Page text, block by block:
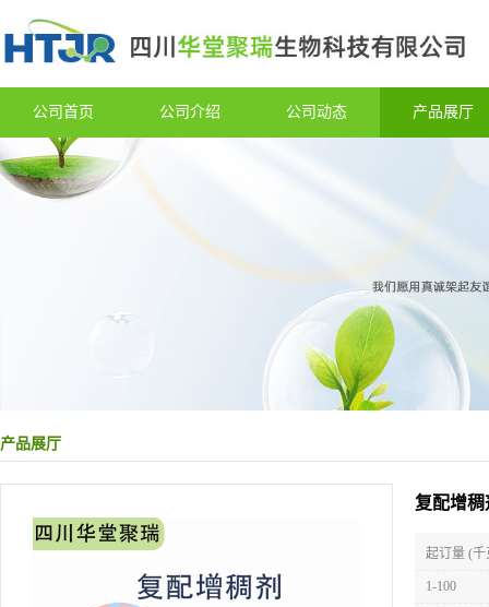
公司首页 公司介绍 公司动态 产品展厅
产品展厅
复配增稠
起订量 (千
1-100